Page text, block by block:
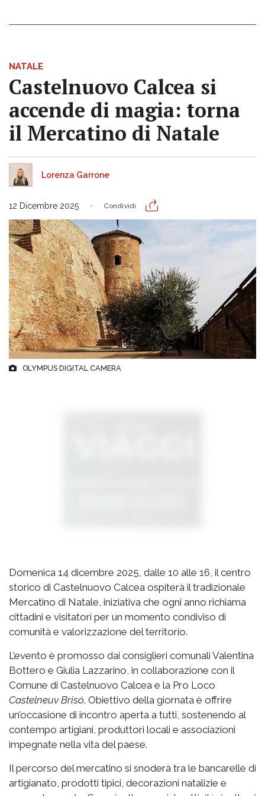
NATALE
Castelnuovo Calcea si
accende di magia: torna
il Mercatino di Natale
Lorenza Garrone
12 Dicembre 2025 Condividi
OLYMPUS DIGITAL CAMERA
Domenica 14 dicembre 2025, dalle 10 alle 16, il centro
storico di Castelnuovo Calcea ospiterà il tradizionale
Mercatino di Natale, iniziativa che ogni anno richiama
cittadini e visitatori per un momento condiviso di
comunità e valorizzazione del territorio.
L’evento è promosso dai consiglieri comunali Valentina
Bottero e Giulia Lazzarino, in collaborazione con il
Comune di Castelnuovo Calcea e la Pro Loco
Castelneuv Brisó. Obiettivo della giornata è offrire
un’occasione di incontro aperta a tutti, sostenendo al
contempo artigiani, produttori locali e associazioni
impegnate nella vita del paese.
Il percorso del mercatino si snoderà tra le bancarelle di
artigianato, prodotti tipici, decorazioni natalizie e